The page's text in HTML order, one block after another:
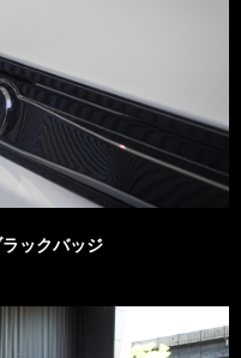
ックバッジ